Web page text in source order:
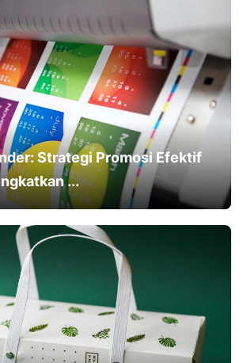
Strategi Promosi Efektif
...